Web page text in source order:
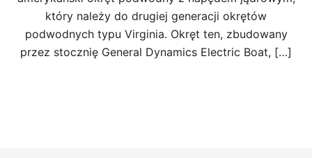
który należy do drugiej generacji okrętów
podwodnych typu Virginia. Okręt ten, zbudowany
przez stocznię General Dynamics Electric Boat, […]